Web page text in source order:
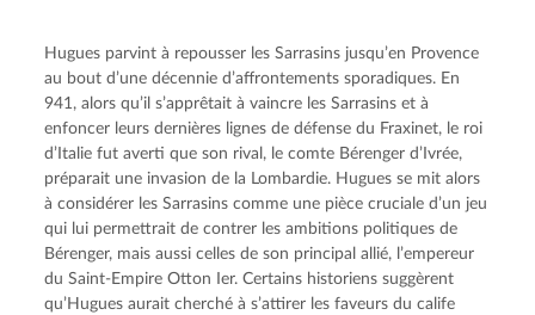
Hugues parvint à repousser les Sarrasins jusqu’en Provence
au bout d’une décennie d’affrontements sporadiques. En
941, alors qu’il s’apprêtait à vaincre les Sarrasins et à
enfoncer leurs dernières lignes de défense du Fraxinet, le roi
d’Italie fut averti que son rival, le comte Bérenger d’Ivrée,
préparait une invasion de la Lombardie. Hugues se mit alors
à considérer les Sarrasins comme une pièce cruciale d’un jeu
qui lui permettrait de contrer les ambitions politiques de
Bérenger, mais aussi celles de son principal allié, l’empereur
du Saint-Empire Otton Ier. Certains historiens suggèrent
qu’Hugues aurait cherché à s’attirer les faveurs du calife